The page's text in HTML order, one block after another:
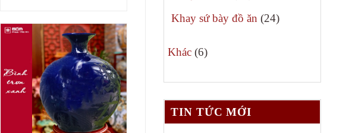
phẩm
phẩm
Khay sứ bày đồ ăn 2424
Khác 66
phẩm
TIN TỨC MỚI